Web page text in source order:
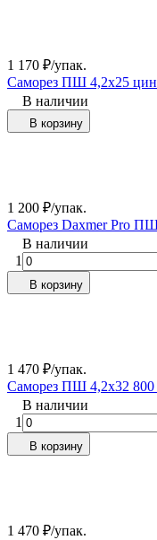
1 170 ₽/упак.
Самopез ПШ 4,2x25
В наличии
В корзину
1 200 ₽/упак.
Самopез Daxmer Pro
В наличии
1
В корзину
1 470 ₽/упак.
Самopез ПШ 4,2x32
В наличии
1
В корзину
1 470 ₽/упак.